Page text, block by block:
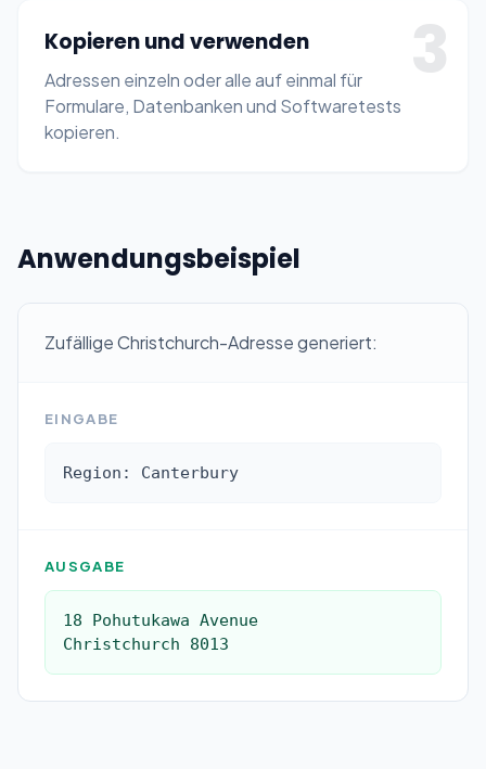
3
Kopieren und verwenden
Adressen einzeln oder alle auf einmal für
Formulare, Datenbanken und Softwaretests
kopieren.
Anwendungsbeispiel
Zufällige Christchurch-Adresse generiert:
EINGABE
Region: Canterbury
AUSGABE
18 Pohutukawa Avenue
Christchurch 8013